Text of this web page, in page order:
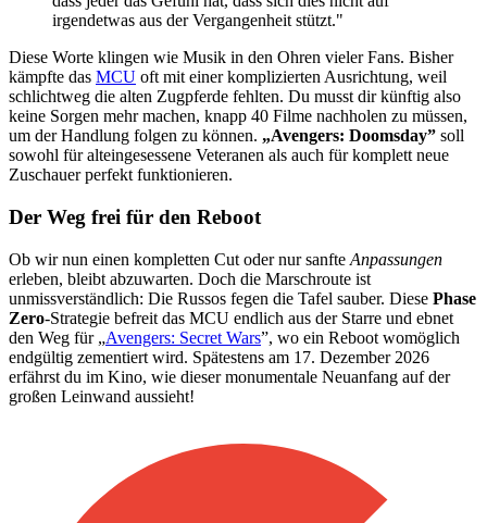
irgendetwas aus der Vergangenheit stützt."
Diese Worte klingen wie Musik in den Ohren vieler Fans. Bisher
kämpfte das MCU oft mit einer komplizierten Ausrichtung, weil
schlichtweg die alten Zugpferde fehlten. Du musst dir künftig also
keine Sorgen mehr machen, knapp 40 Filme nachholen zu müssen,
um der Handlung folgen zu können. „Avengers: Doomsday” soll
sowohl für alteingesessene Veteranen als auch für komplett neue
Zuschauer perfekt funktionieren.
Der Weg frei für den Reboot
Ob wir nun einen kompletten Cut oder nur sanfte Anpassungen
erleben, bleibt abzuwarten. Doch die Marschroute ist
unmissverständlich: Die Russos fegen die Tafel sauber. Diese Phase
Zero-Strategie befreit das MCU endlich aus der Starre und ebnet
den Weg für „Avengers: Secret Wars”, wo ein Reboot womöglich
endgültig zementiert wird. Spätestens am 17. Dezember 2026
erfährst du im Kino, wie dieser monumentale Neuanfang auf der
großen Leinwand aussieht!